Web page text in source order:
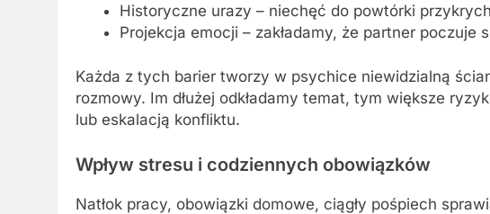
Historyczne urazy – niechęć do powtórki
Projekcja emocji – zakładamy, że partner poczuje
Każda z tych barier tworzy w psychice niewidzialną
rozmowy. Im dłużej odkładamy temat, tym większe
lub eskalacją konfliktu.
Wpływ stresu i codziennych obowiązków
Natłok pracy, obowiązki domowe, ciągły pośpiech